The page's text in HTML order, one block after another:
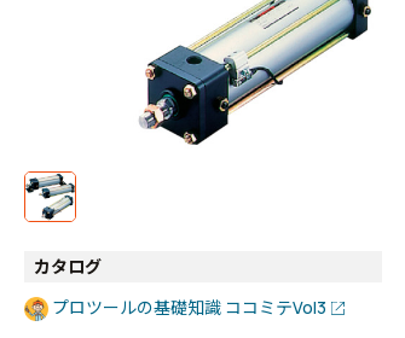
カタログ
プロツールの基礎知識 ココミテVol3